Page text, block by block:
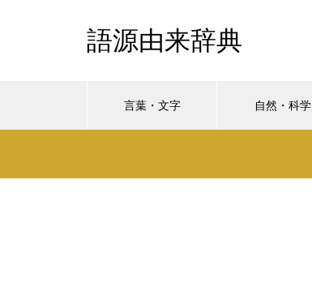
語源由来辞典
言葉・文字 自然・科学